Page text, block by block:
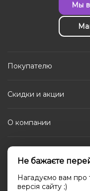
Мы
Покупателю
Скидки и акции
О компании
Каталог
Не бажаєте
Нагадуємо вам про
версія сайту ;)